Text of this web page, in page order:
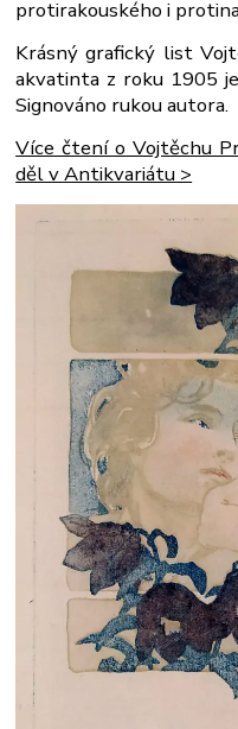
protirakouského i
Krásný grafický list
akvatinta z roku 1905
Signováno rukou autora.
Více čtení o Vojtěchu
děl v Antikvariátu >